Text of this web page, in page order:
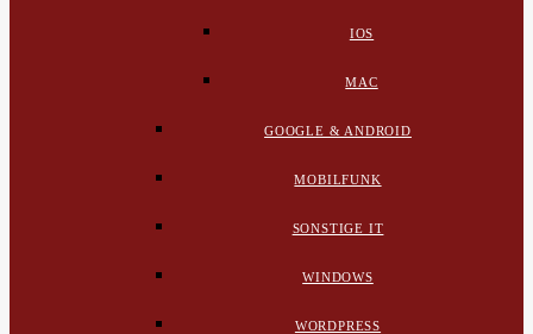
IOS
MAC
GOOGLE & ANDROID
MOBILFUNK
SONSTIGE IT
WINDOWS
WORDPRESS